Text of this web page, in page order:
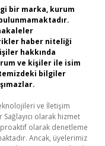
bir marka, kurum
haber niteliği
hakkında
ve kişiler ile isim
bilgiler
ve İletişim
olarak hizmet
olarak denetleme
Ancak, üyelerimiz